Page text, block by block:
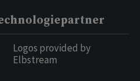
Logos provided by
Elbstream